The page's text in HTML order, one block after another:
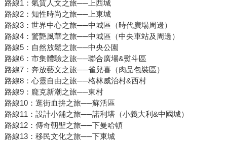
路線1：氣質人文之旅──上西城
路線2：知性時尚之旅──上東城
路線3：世界中心之旅──中城區（時代廣場周邊）
路線4：驚艷風華之旅──中城區（中央車站及周邊）
路線5：自然放鬆之旅──中央公園
路線6：市集體驗之旅──聯合廣場&熨斗區
路線7：奔放藝文之旅──雀兒喜（肉品包裝區）
路線8：心靈自由之旅──格林威治村&西村
路線9：龐克新潮之旅──東村
路線10：逛街血拚之旅──蘇活區
路線11：設計小舖之旅──諾利塔（小義大利&中國城）
路線12：傳奇朝聖之旅──下曼哈頓
路線13：移民文化之旅──下東城